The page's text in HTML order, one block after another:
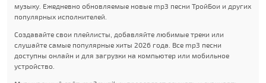
музыку. Ежедневно обновляемые новые mp3 песни ТройБои и других
популярных исполнителей.
Создавайте свои плейлисты, добавляйте любимые треки или
слушайте самые популярные хиты 2026 года. Все mp3 песни
доступны онлайн и для загрузки на компьютер или мобильное
устройство.